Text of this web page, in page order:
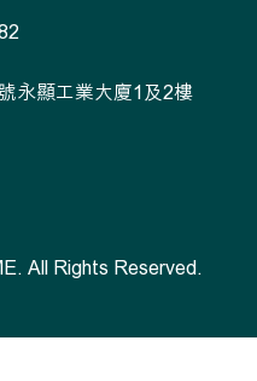
永顯工業大廈1及2樓
All Rights Reserved.